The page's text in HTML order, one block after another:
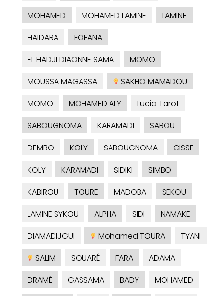
MOHAMED MOHAMED LAMINE
LAMINE
HAIDARA
FOFANA
EL HADJI DIAONNE SAMA
MOMO
MOUSSA MAGASSA
SAKHO MAMADOU
MOMO
MOHAMED ALY
Lucia Tarot
SABOUGNOMA
KARAMADI
SABOU
DEMBO
KOLY SABOUGNOMA
CISSE
KOLY
KARAMADI SIDIKI
SIMBO
KABIROU
TOURE MADOBA
SEKOU
LAMINE SYKOU
ALPHA SIDI
NAMAKE
DIAMADIJGUI
Mohamed TOURA
TYANI
SALIM
SOUARÉ FARA
ADAMA
DRAMÉ
GASSAMA BADY
MOHAMED